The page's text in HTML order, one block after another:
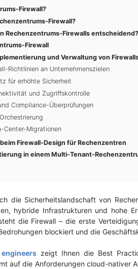
Firewall?
Firewall?
Rechenzentrums-Firewalls entscheidend?
Firewall
und Verwaltung von
Richtlinien an Unternehmenszielen
für erhöhte Sicherheit
und Zugriffskontrolle
Compliance-Überprüfungen
Center-Migrationen
Firewall-Design für Rechenzentren
in einem Multi-Tenant-
die Sicherheitslandschaft von
hybride Infrastrukturen und hohe
die Firewall – die erste
blockiert und die
zeigt Ihnen die Best
auf die Anforderungen cloud-nativer